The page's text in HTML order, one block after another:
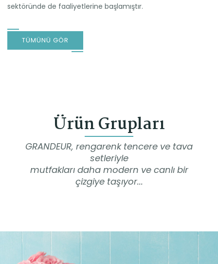
sektöründe de faaliyetlerine başlamıştır.
TÜMÜNÜ GÖR
Ürün Grupları
GRANDEUR, rengarenk tencere ve tava
setleriyle
mutfakları daha modern ve canlı bir
çizgiye taşıyor...